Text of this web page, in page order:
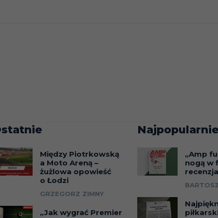
Między Piotrkowską
a Moto Areną –
żużlowa opowieść
o Łodzi
GRZEGORZ ZIMNY
„Jak wygrać Premier
„Amp
nogą w
recenzja